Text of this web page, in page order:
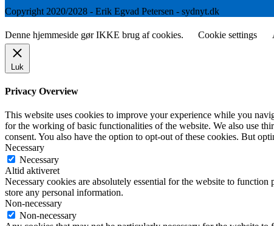
Copyright 2020/2028 - Erik Egvad Petersen - sydnyt.dk
Denne hjemmeside gør IKKE brug af cookies. Cookie settings
Luk
Privacy Overview
This website uses cookies to improve your experience while you
for the working of basic functionalities of the website. We also use
consent. You also have the option to opt-out of these cookies. But
Necessary
Necessary
Altid aktiveret
Necessary cookies are absolutely essential for the website to
store any personal information.
Non-necessary
Non-necessary